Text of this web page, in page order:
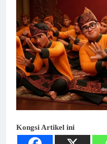
Kongsi Artikel ini